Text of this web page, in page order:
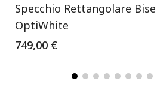
Specchio Rettangolare
OptiWhite
749,00 €